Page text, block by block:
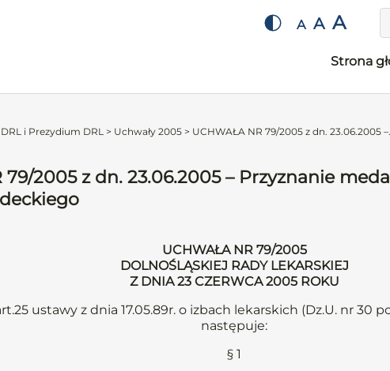
A A A
Strona
i Prezydium DRL > Uchwały 2005 > UCHWAŁA NR 79/2005 z dn. 23.06.2005
79/2005 z dn. 23.06.2005 – Przyznanie
UCHWAŁA NR 79/2005
DOLNOŚLĄSKIEJ RADY LEKARSKIEJ
Z DNIA 23 CZERWCA 2005 ROKU
ustawy z dnia 17.05.89r. o izbach lekarskich (Dz.U. nr 30
następuje:
§ 1